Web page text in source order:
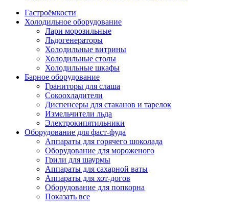
Гастроёмкости
Холодильное оборудование
Лари морозильные
Льдогенераторы
Холодильные витрины
Холодильные столы
Холодильные шкафы
Барное оборудование
Граниторы для слаша
Сокоохладители
Диспенсеры для стаканов и тарелок
Измельчители льда
Электрокипятильники
Оборудование для фаст-фуда
Аппараты для горячего шоколада
Оборудование для мороженого
Грили для шаурмы
Аппараты для сахарной ваты
Аппараты для хот-догов
Оборудование для попкорна
Показать все